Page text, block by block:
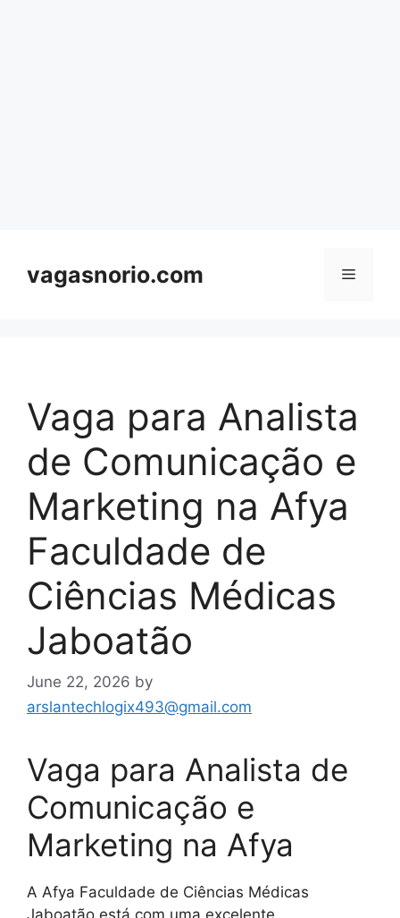
vagasnorio.com Menu
Vaga para Analista
de Comunicação e
Marketing na Afya
Faculdade de
Ciências Médicas
Jaboatão
June 22, 2026 by
arslantechlogix493@gmail.com
Vaga para Analista de
Comunicação e
Marketing na Afya
A Afya Faculdade de Ciências Médicas
Jaboatão está com uma excelente